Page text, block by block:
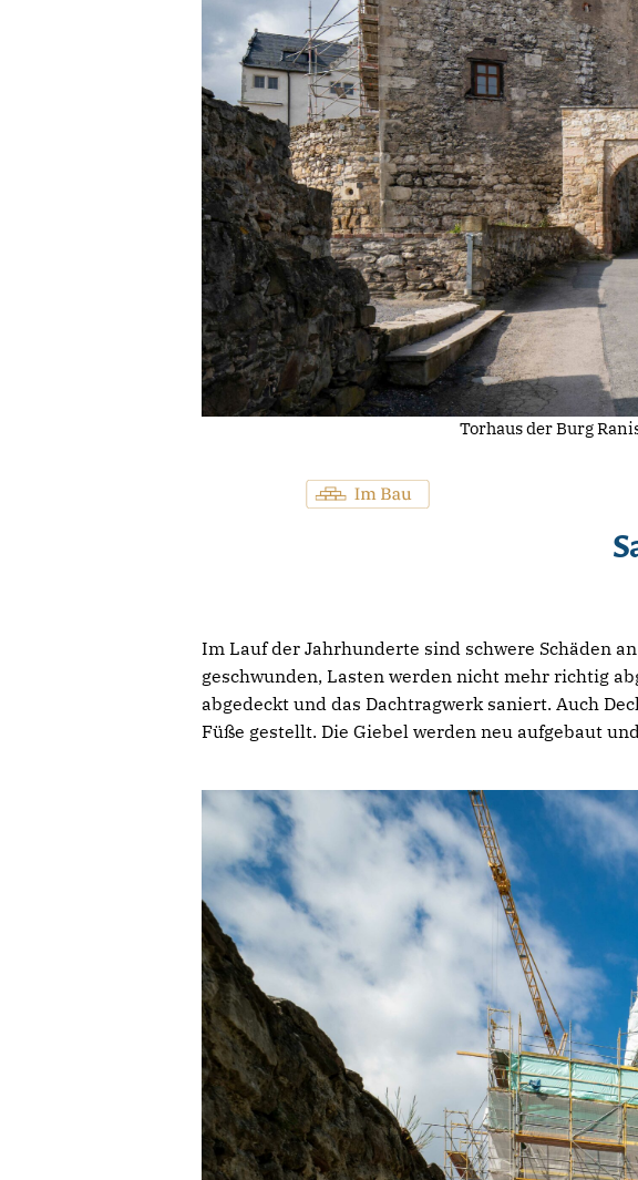
Torhaus der Burg
Im Lauf der Jahrhunderte sind schwere Schäden
geschwunden, Lasten werden nicht mehr richtig
abgedeckt und das Dachtragwerk saniert. Auch
Füße gestellt. Die Giebel werden neu aufgebaut